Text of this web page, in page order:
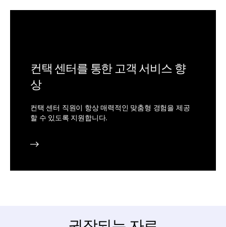
컨택 센터를 통한 고객 서비스 향
상
컨택 센터 직원이 항상 매력적인 맞춤형 경험을 제공
할 수 있도록 지원합니다.